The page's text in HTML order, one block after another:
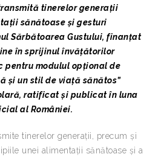
tinerelor generații
sănătoase și gesturi
Sărbătoarea Gustului, finanțat
în sprijinul învățătorilor
pentru modulul opțional de
și un stil de viață sănătos”
ratificat și publicat în luna
al României.
tinerelor generații, precum și
unei alimentații sănătoase și a